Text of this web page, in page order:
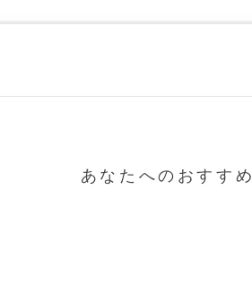
あなたへのおすすめ